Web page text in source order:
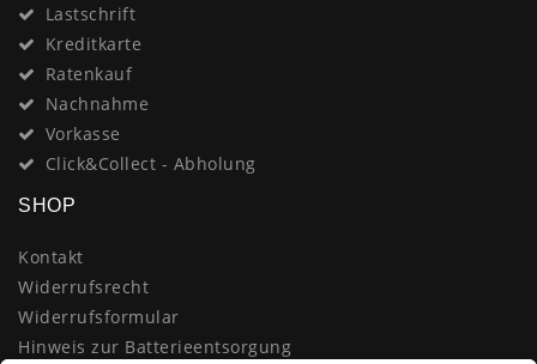
Lastschrift
Kreditkarte
Ratenkauf
Nachnahme
Vorkasse
Click&Collect - Abholung
SHOP
Kontakt
Widerrufsrecht
Widerrufsformular
Hinweis zur Batterieentsorgung